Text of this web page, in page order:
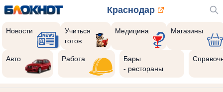
Краснодар
Новости
Учиться
готов
Медицина Магазины
Авто Работа
Бары
- рестораны